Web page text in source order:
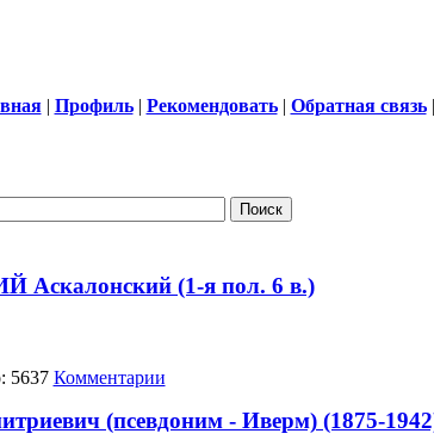
| Профиль| Рекомендовать| Обратная связь|
Аскалонский (1-я пол. 6 в.)
5637 Комментарии
(псевдоним - Иверм) (1875-